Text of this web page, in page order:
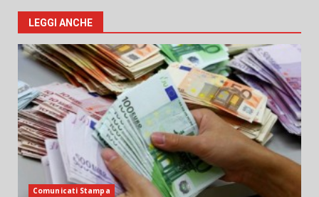
LEGGI ANCHE
Comunicati Stampa